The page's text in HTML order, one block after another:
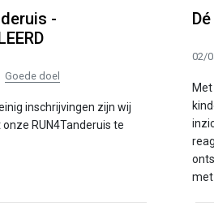
-
Goede doel
inschrijvingen zijn wij
RUN4Tanderuis te
02/
met